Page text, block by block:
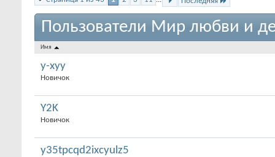
Пользователи Мир любви и
Имя
y-xyy
Новичок
Y2K
Новичок
y35tpcqd2ixcyulz5